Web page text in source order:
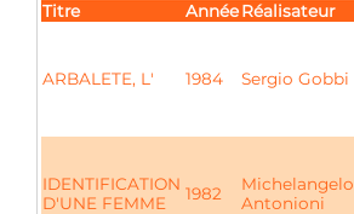
Titre AnnéeRéalisateur
ARBALETE, L' 1984 Sergio Gobbi
IDENTIFICATION
D'UNE FEMME
1982
Michelangelo
Antonioni